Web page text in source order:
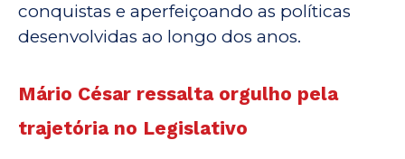
conquistas e aperfeiçoando as políticas
desenvolvidas ao longo dos anos.
Mário César ressalta orgulho pela
trajetória no Legislativo